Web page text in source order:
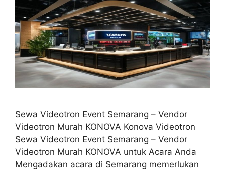
Sewa Videotron Event Semarang – Vendor
Videotron Murah KONOVA Konova Videotron
Sewa Videotron Event Semarang – Vendor
Videotron Murah KONOVA untuk Acara Anda
Mengadakan acara di Semarang memerlukan